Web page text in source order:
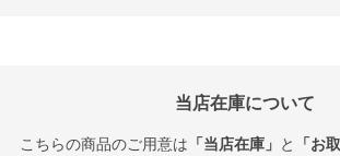
旧のご指定は承ることができませんので、あらか
サンプル画像1、サンプル画像2 、サンプル画像3
当店在庫について
こちらの商品のご用意は 「当店在庫」 と 「お